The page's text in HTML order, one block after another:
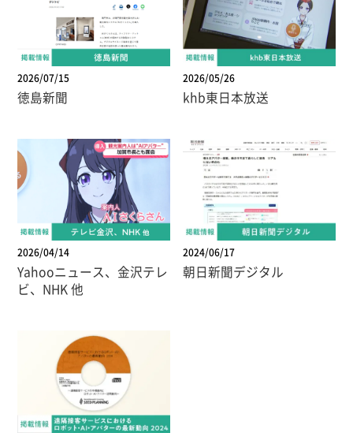
2026/07/15
徳島新聞
2026/05/26
khb東日本放送
2026/04/14
Yahooニュース、金沢テレ
ビ、NHK 他
2024/06/17
朝日新聞デジタル